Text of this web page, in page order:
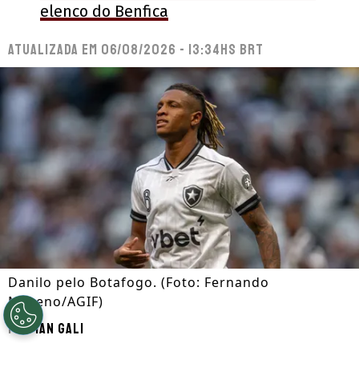
elenco do Benfica
Atualizada em 06/08/2026 - 13:34hs BRT
Danilo pelo Botafogo. (Foto: Fernando
Moreno/AGIF)
PorIan Gali